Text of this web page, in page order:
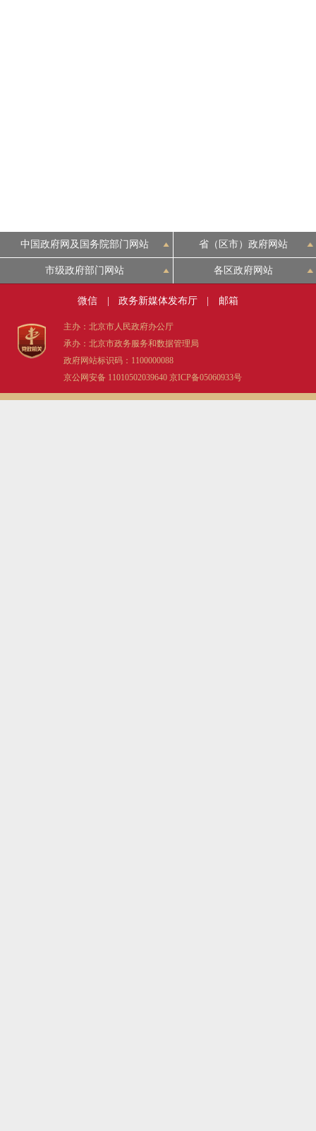
中国政府网及国务院部门网站 省（区市）政府网站
市级政府部门网站 各区政府网站
微信 政务新媒体发布厅 邮箱
主办：北京市人民政府办公厅
承办：北京市政务服务和数据管理局
政府网站标识码：1100000088
京公网安备 11010502039640 京ICP备05060933号